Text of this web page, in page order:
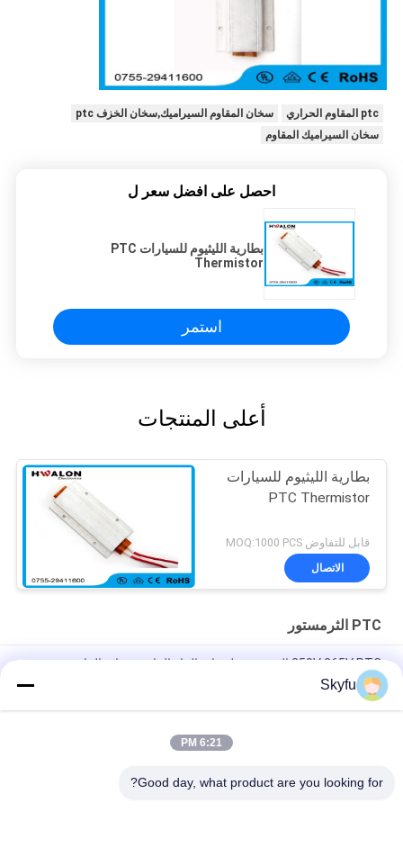
ptc المقاوم الحراري
سخان المقاوم السيراميك,سخان الخزف ptc
سخان السيراميك المقاوم
احصل على افضل سعر ل
بطارية الليثيوم للسيارات PTC
Thermistor
استمر
أعلى المنتجات
بطارية الليثيوم للسيارات
PTC Thermistor
قابل للتفاوض MOQ:1000 PCS
الاتصال
PTC الثرمستور
250V 265V PTC الثرمستور لحماية التيار الزائد وحماية الزائد
التشغيل لصانع القهوة
تكييف الهواء PTC الحرارية المقاوم السيراميك بدء رقاقة التقوية الثلاجة
Skyfu
6:21 PM
Good day, what product are you looking for?